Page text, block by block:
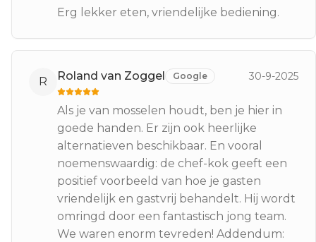
Erg lekker eten, vriendelijke bediening.
R Roland van Zoggel Google 30-9-2025
Als je van mosselen houdt, ben je hier in
goede handen. Er zijn ook heerlijke
alternatieven beschikbaar. En vooral
noemenswaardig: de chef-kok geeft een
positief voorbeeld van hoe je gasten
vriendelijk en gastvrij behandelt. Hij wordt
omringd door een fantastisch jong team.
We waren enorm tevreden! Addendum: